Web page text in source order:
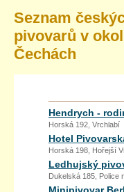
Seznam
pivovarů v
Čechách
Hendrych -
Horská 192, Vrchlabí
Hotel
Horská 198, Hořejší
Ledhujský
Dukelská 185, Police